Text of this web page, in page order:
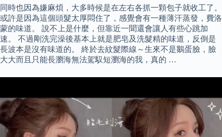
同時也因為嫌麻煩，大多時候是在左右各抓一顆包子就收工了。
或許是因為這個頭髮太厚悶住了，感覺會有一種薄汗蒸發，費洛
蒙的味道。 說不上是什麼，但靠近一聞還會讓人有些心跳加
速。 不過剛洗完澡後基本上就是肥皂及洗髮精的味道，反倒是
長波本是沒有味道的。 終於去紋髮際線～生來不是鵝蛋臉，臉
大大而且只能長瀏海無法駕馭短瀏海的我，真的 …